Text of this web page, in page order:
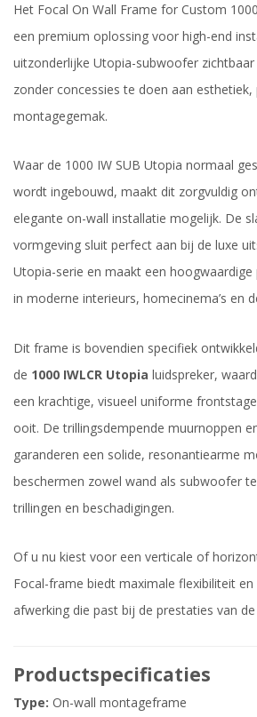
Het Focal On Wall Frame for Custom
een premium oplossing voor high-end
uitzonderlijke Utopia-subwoofer
zonder concessies te doen aan
montagegemak.
Waar de 1000 IW SUB Utopia normaal
wordt ingebouwd, maakt dit zorgvuldig
elegante on-wall installatie mogelijk. De
vormgeving sluit perfect aan bij de luxe
Utopia-serie en maakt een
in moderne interieurs, homecinema’s en
Dit frame is bovendien specifiek
de 1000 IWLCR Utopia luidspreker,
een krachtige, visueel uniforme
ooit. De trillingsdempende muurnoppen
garanderen een solide, resonantiearme
beschermen zowel wand als subwoofer
trillingen en beschadigingen.
Of u nu kiest voor een verticale of
Focal-frame biedt maximale flexibiliteit
afwerking die past bij de prestaties van
Productspecificaties
Type: On-wall montageframe